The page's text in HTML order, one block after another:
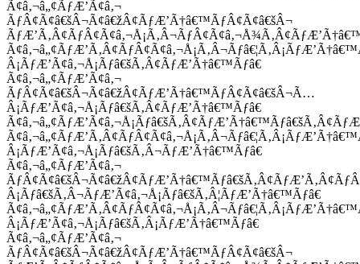
Ã¢â‚¬â„¢ÃƒÆ’Ã¢â‚¬
ÃƒÂ¢Ã¢â€šÂ¬Ã¢â€žÂ¢ÃƒÆ’Ã†â€™ÃƒÂ¢Ã¢â€šÂ¬
Â¡ÃƒÆ’Ã¢â‚¬Å¡Ãƒâ€šÃ‚Â¢ÃƒÆ’Ã†â€™Ãƒâ€
Ã¢â‚¬â„¢ÃƒÆ’Ã¢â‚¬
ÃƒÂ¢Ã¢â€šÂ¬Ã¢â€žÂ¢ÃƒÆ’Ã†â€™ÃƒÂ¢Ã¢â€šÂ¬Ã…
Â¡ÃƒÆ’Ã¢â‚¬Å¡Ãƒâ€šÃ‚Â¢ÃƒÆ’Ã†â€™Ãƒâ€
Â¡ÃƒÆ’Ã¢â‚¬Å¡Ãƒâ€šÃ‚Â¬ÃƒÆ’Ã†â€™Ãƒâ€
Ã¢â‚¬â„¢ÃƒÆ’Ã¢â‚¬
Â¡Ãƒâ€šÃ‚Â¬ÃƒÆ’Ã¢â‚¬Å¡Ãƒâ€šÃ‚Â¦ÃƒÆ’Ã†â€™Ãƒâ€
Â¡ÃƒÆ’Ã¢â‚¬Å¡Ãƒâ€šÃ‚Â¡ÃƒÆ’Ã†â€™Ãƒâ€
Ã¢â‚¬â„¢ÃƒÆ’Ã¢â‚¬
ÃƒÂ¢Ã¢â€šÂ¬Ã¢â€žÂ¢ÃƒÆ’Ã†â€™ÃƒÂ¢Ã¢â€šÂ¬